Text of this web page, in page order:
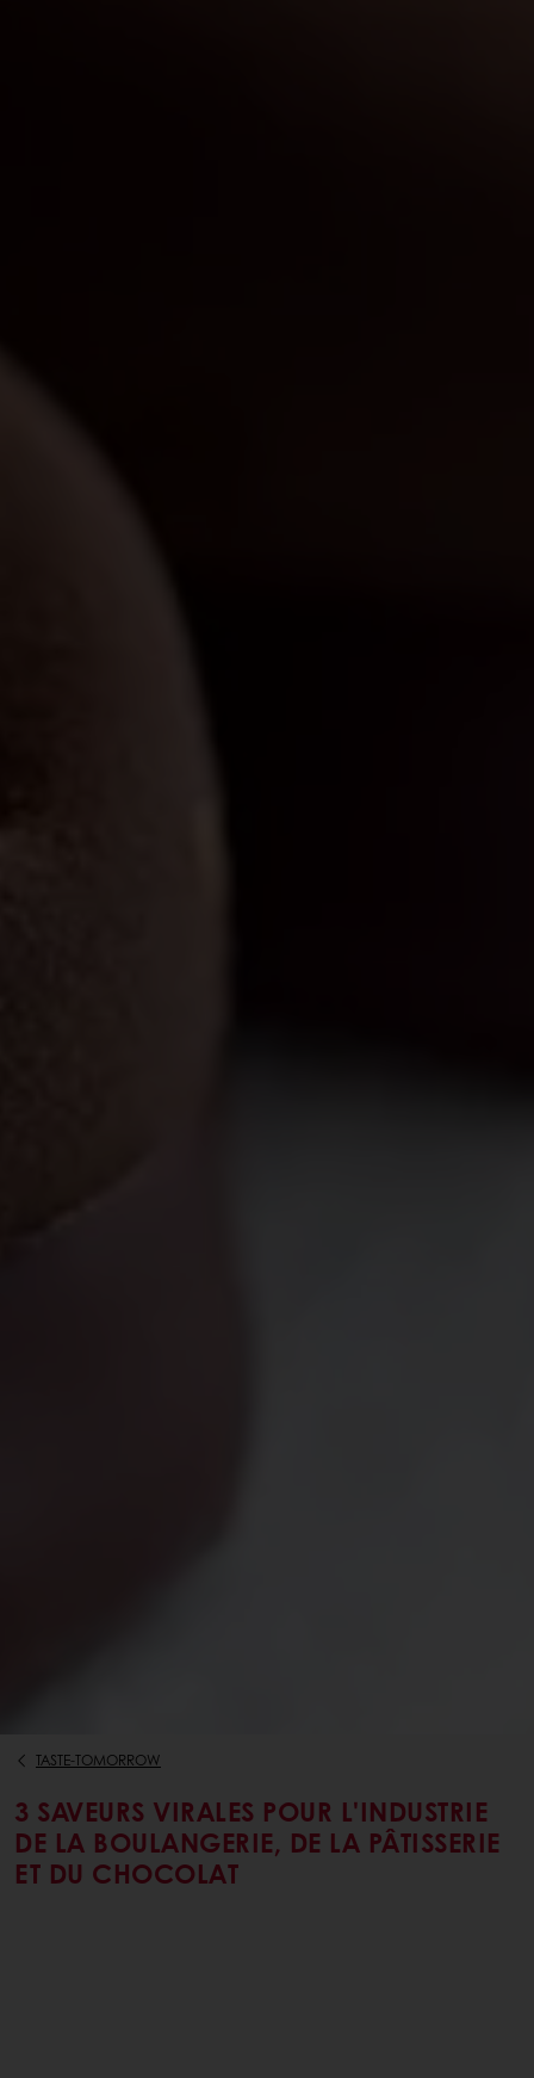
TASTE-TOMORROW
3 SAVEURS VIRALES POUR L'INDUSTRIE
DE LA BOULANGERIE, DE LA PÂTISSERIE
ET DU CHOCOLAT